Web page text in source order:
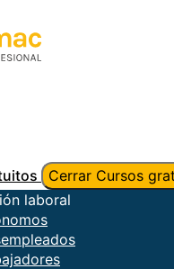
Cerrar Cursos
laboral